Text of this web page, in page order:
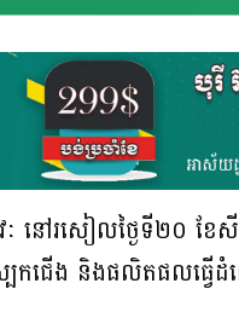
នៅរសៀលថ្ងៃទី២០ ខែ
ែកជើង និងផលិតផលធ្វ